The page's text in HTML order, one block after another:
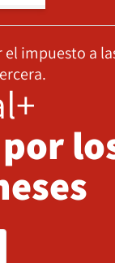
impuesto a